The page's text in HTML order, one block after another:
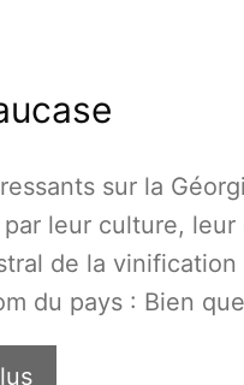
sur la
leur culture, leur
de la
du pays : Bien